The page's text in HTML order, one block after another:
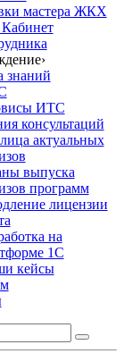
мастера ЖКХ
›
знаний
ИТС
консультаций
актуальных
выпуска
программ
лицензии
на
1С
кейсы